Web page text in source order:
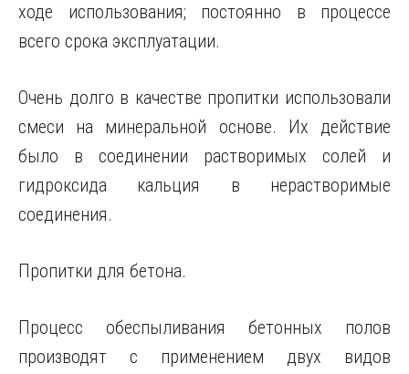
ходе использования; постоянно в процессе
всего срока эксплуатации.
Очень долго в качестве пропитки использовали
смеси на минеральной основе. Их действие
было в соединении растворимых солей и
гидроксида кальция в нерастворимые
соединения.
Пропитки для бетона.
Процесс обеспыливания бетонных полов
производят с применением двух видов